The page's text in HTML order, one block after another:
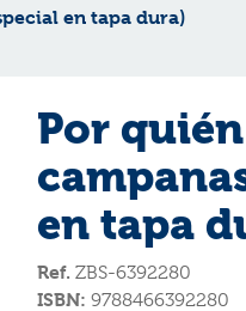
en tapa dura)
Por
en tapa
Ref. ZBS-6392280
ISBN: 9788466392280